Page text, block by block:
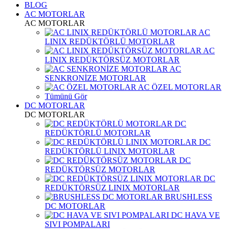
BLOG
AC MOTORLAR
AC MOTORLAR
AC
LINIX REDÜKTÖRLÜ MOTORLAR
AC
LINIX REDÜKTÖRSÜZ MOTORLAR
AC
SENKRONİZE MOTORLAR
AC ÖZEL MOTORLAR
Tümünü Gör
DC MOTORLAR
DC MOTORLAR
DC
REDÜKTÖRLÜ MOTORLAR
DC
REDÜKTÖRLÜ LINIX MOTORLAR
DC
REDÜKTÖRSÜZ MOTORLAR
DC
REDÜKTÖRSÜZ LINIX MOTORLAR
BRUSHLESS
DC MOTORLAR
DC HAVA VE
SIVI POMPALARI